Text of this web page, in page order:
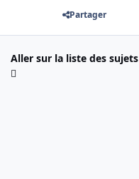
Partager
Aller sur la liste des sujets